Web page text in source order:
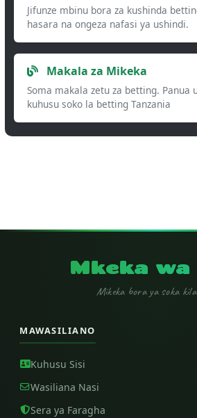
Jifunze mbinu bora za kushinda
hasara na ongeza nafasi ya ushindi.
Makala za Mikeka
Soma makala zetu za betting. Panua
kuhusu soko la betting Tanzania
Mkeka wa
Mikeka bora ya soka
MAWASILIANO
Kuhusu Sisi
Wasiliana Nasi
Sera ya Faragha